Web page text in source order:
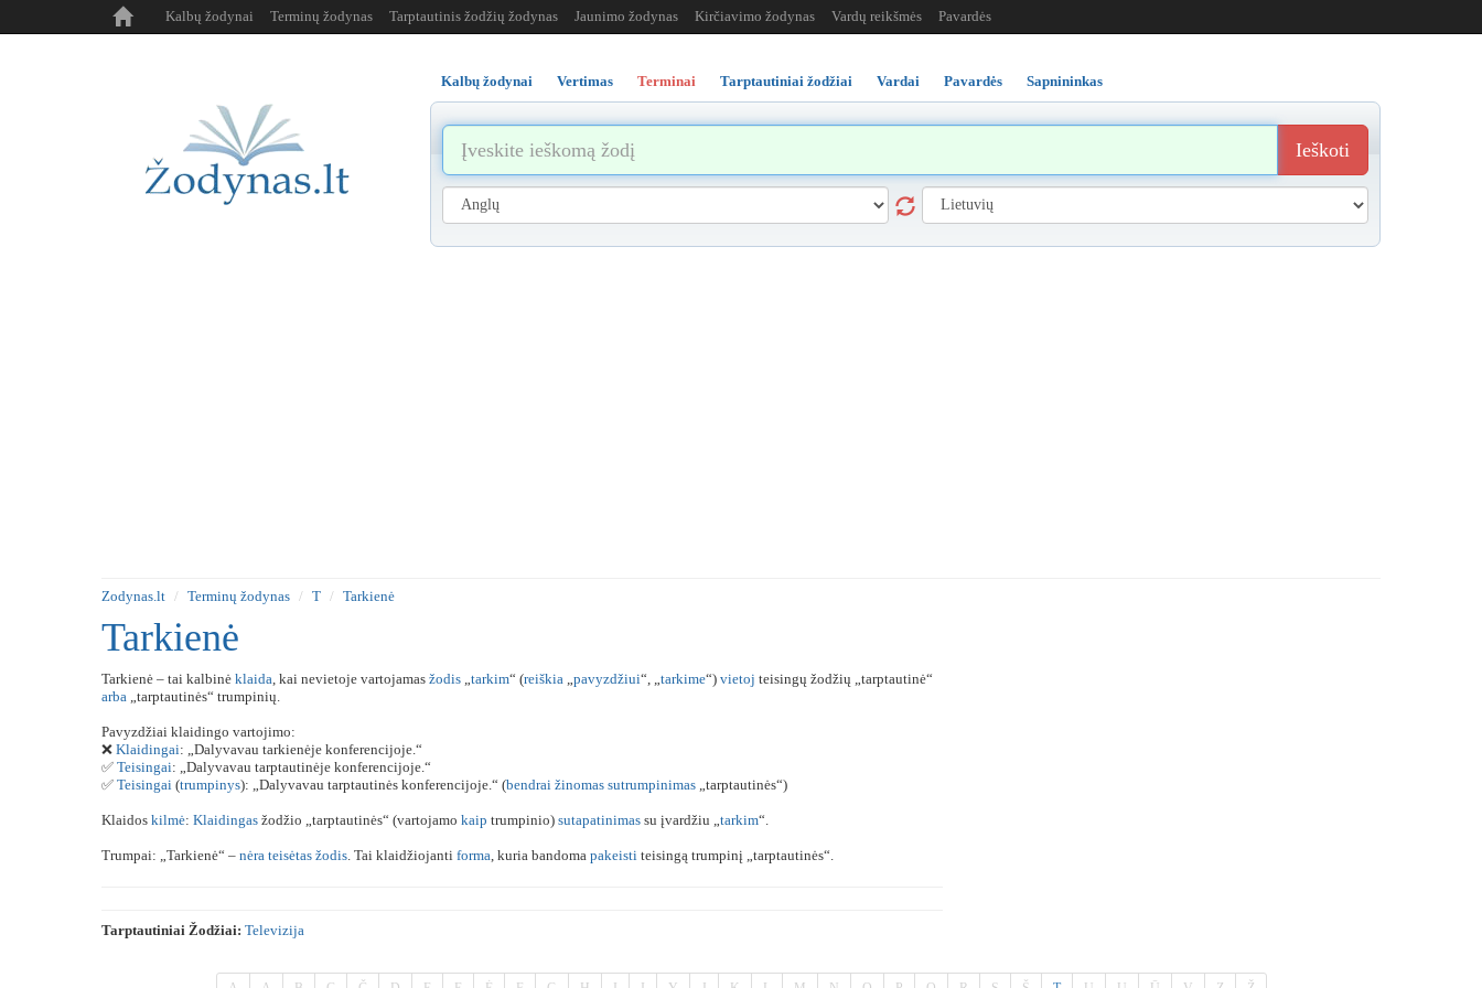
Kalbų žodynai Terminų žodynas Tarptautinis žodžių žodynas Jaunimo žodynas Kirčiavimo žodynas Vardų reikšmės Pavardės
Kalbų žodynai Vertimas Terminai Tarptautiniai žodžiai Vardai Pavardės Sapnininkas
Ieškoti
Zodynas.lt Terminų žodynas T Tarkienė
Tarkienė
Tarkienė – tai kalbinė klaida, kai nevietoje vartojamas žodis „tarkim“ (reiškia „pavyzdžiui“, „tarkime“) vietoj teisingų žodžių „tarptautinė“
arba „tarptautinės“ trumpinių.
Pavyzdžiai klaidingo vartojimo:
❌ Klaidingai: „Dalyvavau tarkienėje konferencijoje.“
✅ Teisingai: „Dalyvavau tarptautinėje konferencijoje.“
✅ Teisingai (trumpinys): „Dalyvavau tarptautinės konferencijoje.“ (bendrai žinomas sutrumpinimas „tarptautinės“)
Klaidos kilmė: Klaidingas žodžio „tarptautinės“ (vartojamo kaip trumpinio) sutapatinimas su įvardžiu „tarkim“.
Trumpai: „Tarkienė“ – nėra teisėtas žodis. Tai klaidžiojanti forma, kuria bandoma pakeisti teisingą trumpinį „tarptautinės“.
Tarptautiniai Žodžiai: Televizija